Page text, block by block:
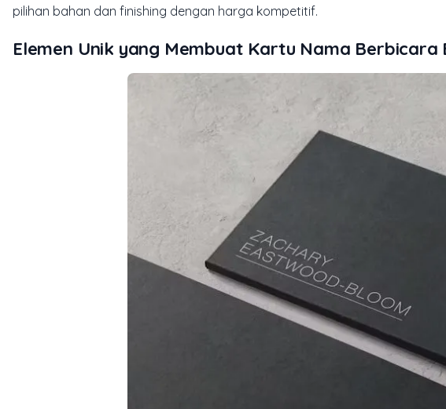
pilihan bahan dan finishing dengan harga kompetitif.
Elemen Unik yang Membuat Kartu Nama Berbicara